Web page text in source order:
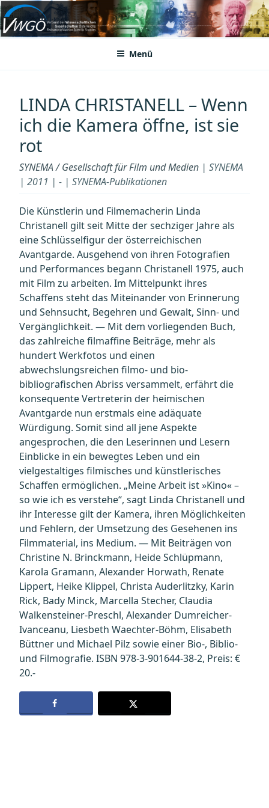
Zum
Inhalt
springenVWGÖ
Federation of Austrian Scientific Societies
Menü
LINDA CHRISTANELL – Wenn
ich die Kamera öffne, ist sie
rot
SYNEMA / Gesellschaft für Film und Medien | SYNEMA
| 2011 | - | SYNEMA-Publikationen
Die Künstlerin und Filmemacherin Linda
Christanell gilt seit Mitte der sechziger Jahre als
eine Schlüsselfigur der österreichischen
Avantgarde. Ausgehend von ihren Fotografien
und Performances begann Christanell 1975, auch
mit Film zu arbeiten. Im Mittelpunkt ihres
Schaffens steht das Miteinander von Erinnerung
und Sehnsucht, Begehren und Gewalt, Sinn- und
Vergänglichkeit. — Mit dem vorliegenden Buch,
das zahlreiche filmaffine Beiträge, mehr als
hundert Werkfotos und einen
abwechslungsreichen filmo- und bio-
bibliografischen Abriss versammelt, erfährt die
konsequente Vertreterin der heimischen
Avantgarde nun erstmals eine adäquate
Würdigung. Somit sind all jene Aspekte
angesprochen, die den Leserinnen und Lesern
Einblicke in ein bewegtes Leben und ein
vielgestaltiges filmisches und künstlerisches
Schaffen ermöglichen. „Meine Arbeit ist »Kino« –
so wie ich es verstehe“, sagt Linda Christanell und
ihr Interesse gilt der Kamera, ihren Möglichkeiten
und Fehlern, der Umsetzung des Gesehenen ins
Filmmaterial, ins Medium. — Mit Beiträgen von
Christine N. Brinckmann, Heide Schlüpmann,
Karola Gramann, Alexander Horwath, Renate
Lippert, Heike Klippel, Christa Auderlitzky, Karin
Rick, Bady Minck, Marcella Stecher, Claudia
Walkensteiner-Preschl, Alexander Dumreicher-
Ivanceanu, Liesbeth Waechter-Böhm, Elisabeth
Büttner und Michael Pilz sowie einer Bio-, Biblio-
und Filmografie. ISBN 978-3-901644-38-2, Preis: €
20.-